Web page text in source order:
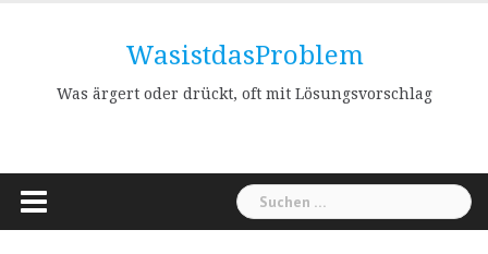
WasistdasProblem
Was ärgert oder drückt, oft mit Lösungsvorschlag
Suchen
nach: